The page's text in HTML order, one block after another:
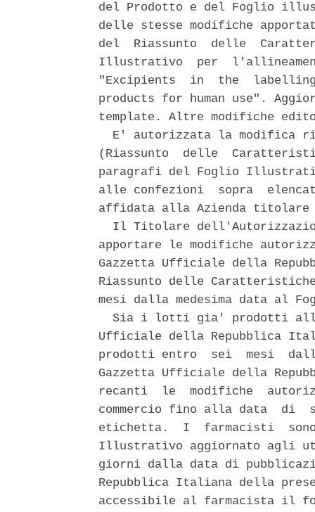
del Prodotto e del Foglio
delle stesse modifiche
del  Riassunto  delle
Illustrativo  per
"Excipients  in  the
products for human use".
template. Altre modifiche
E' autorizzata la modifica
(Riassunto  delle
paragrafi del Foglio
alle confezioni  sopra
affidata alla Azienda
Il Titolare
apportare le modifiche
Gazzetta Ufficiale della
Riassunto delle
mesi dalla medesima data
Sia i lotti gia' prodotti
Ufficiale della Repubblica
prodotti entro  sei  mesi
Gazzetta Ufficiale della
recanti  le  modifiche
commercio fino alla data  di
etichetta.  I  farmacisti
Illustrativo aggiornato agli
giorni dalla data di
Repubblica Italiana della
accessibile al farmacista il